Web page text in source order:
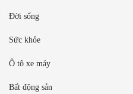
Đời sống
Sức khỏe
Ô tô xe máy
Bất động sản